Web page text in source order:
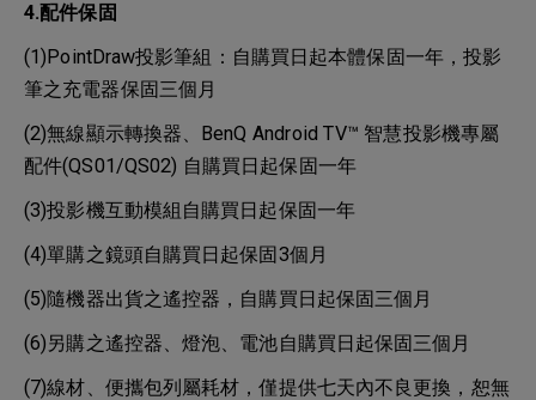
4.配件保固
(1)PointDraw投影筆組：自購買日起本體保固一年，投影
筆之充電器保固三個月
(2)無線顯示轉換器、BenQ Android TV™ 智慧投影機專屬
配件(QS01/QS02) 自購買日起保固一年
(3)投影機互動模組自購買日起保固一年
(4)單購之鏡頭自購買日起保固3個月
(5)隨機器出貨之遙控器，自購買日起保固三個月
(6)另購之遙控器、燈泡、電池自購買日起保固三個月
(7)線材、便攜包列屬耗材，僅提供七天內不良更換，恕無